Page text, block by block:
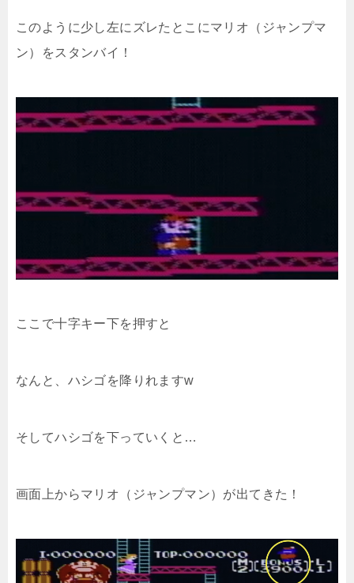
このように少し左にズレたとこにマリオ（ジャンプマ
ン）をスタンバイ！
ここで十字キー下を押すと
なんと、ハシゴを降りれますw
そしてハシゴを下っていくと…
画面上からマリオ（ジャンプマン）が出てきた！